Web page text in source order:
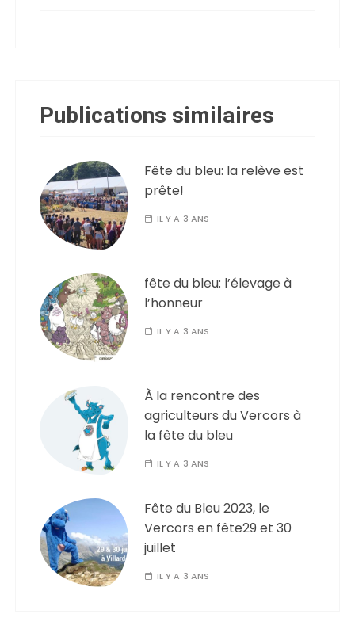
Publications similaires
Fête du bleu: la relève est
prête!
IL Y A 3 ANS
fête du bleu: l’élevage à
l’honneur
IL Y A 3 ANS
À la rencontre des
agriculteurs du Vercors à
la fête du bleu
IL Y A 3 ANS
Fête du Bleu 2023, le
Vercors en fête29 et 30
juillet
IL Y A 3 ANS